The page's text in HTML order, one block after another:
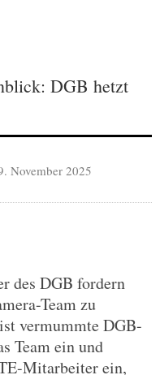
DGB hetzt
November 2025
des DGB fordern
Team zu
vermummte DGB-
Team ein und
Mitarbeiter ein,